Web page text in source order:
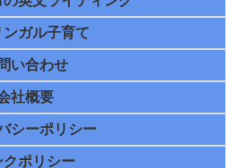
ンガル子育て
い合わせ
社概要
シーポリシー
クポリシー